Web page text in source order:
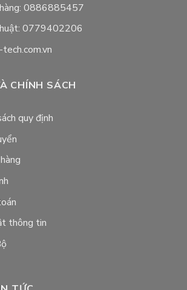
0886885457
0779402206
CHÍNH SÁCH
quy định
thông tin